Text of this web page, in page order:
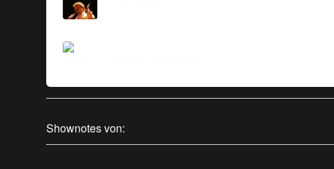
Shownotes von: